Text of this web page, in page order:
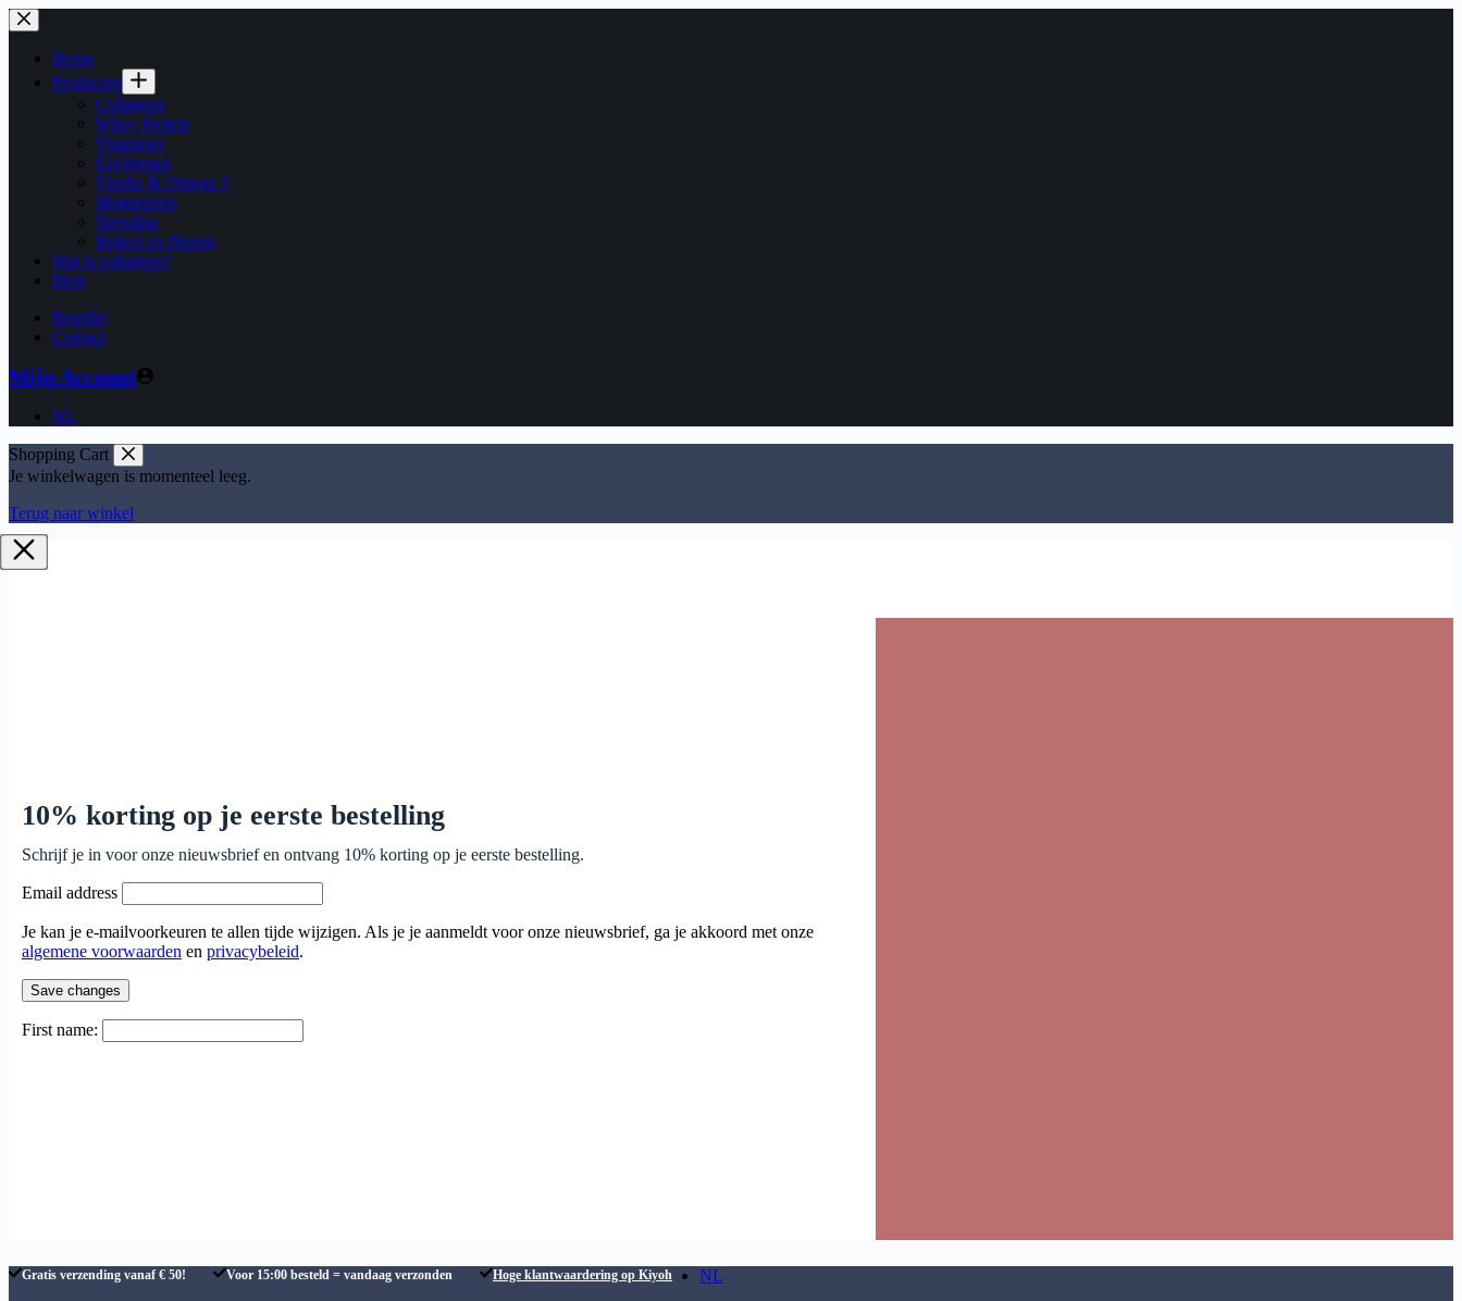
Ga
naar
inhoud
Home
Producten
Collageen
Whey Protein
Vitamines
Eiwitrepen
Visolie & Omega 3
Magnesium
Spirulina
Bekers en flessen
Wat is collageen?
Blog
Reseller
Contact
Mijn Account
NL
Shopping Cart
Je winkelwagen is momenteel leeg.
Terug naar winkel
10% korting op je eerste bestelling
Schrijf je in voor onze nieuwsbrief en ontvang 10% korting op je eerste bestelling.
Email address
Je kan je e-mailvoorkeuren te allen tijde wijzigen. Als je je aanmeldt voor onze nieuwsbrief, ga je akkoord met onze
algemene voorwaarden en privacybeleid.
First name:
Gratis verzending vanaf € 50! Voor 15:00 besteld = vandaag verzonden Hoge klantwaardering op Kiyoh
NL